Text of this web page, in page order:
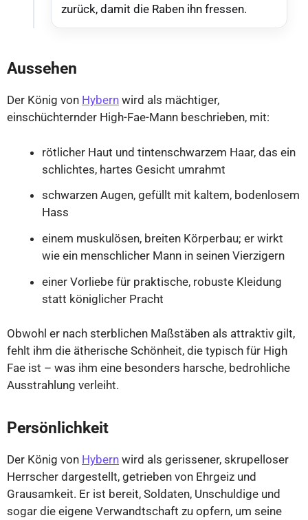
zurück, damit die Raben ihn fressen.
Aussehen
Der König von Hybern wird als mächtiger,
einschüchternder High-Fae-Mann beschrieben, mit:
rötlicher Haut und tintenschwarzem Haar, das ein
schlichtes, hartes Gesicht umrahmt
schwarzen Augen, gefüllt mit kaltem, bodenlosem
Hass
einem muskulösen, breiten Körperbau; er wirkt
wie ein menschlicher Mann in seinen Vierzigern
einer Vorliebe für praktische, robuste Kleidung
statt königlicher Pracht
Obwohl er nach sterblichen Maßstäben als attraktiv gilt,
fehlt ihm die ätherische Schönheit, die typisch für High
Fae ist – was ihm eine besonders harsche, bedrohliche
Ausstrahlung verleiht.
Persönlichkeit
Der König von Hybern wird als gerissener, skrupelloser
Herrscher dargestellt, getrieben von Ehrgeiz und
Grausamkeit. Er ist bereit, Soldaten, Unschuldige und
sogar die eigene Verwandtschaft zu opfern, um seine